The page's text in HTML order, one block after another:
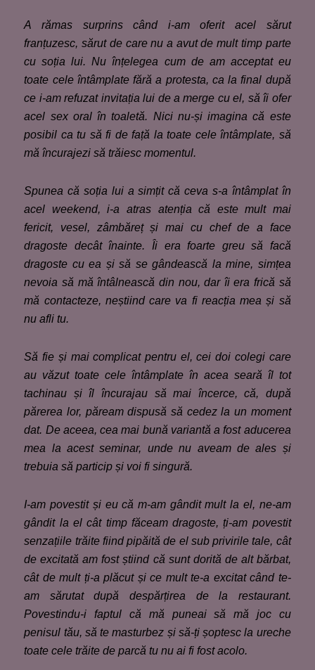
A rămas surprins când i-am oferit acel sărut
franțuzesc, sărut de care nu a avut de mult timp parte
cu soția lui. Nu înțelegea cum de am acceptat eu
toate cele întâmplate fără a protesta, ca la final după
ce i-am refuzat invitația lui de a merge cu el, să îi ofer
acel sex oral în toaletă. Nici nu-și imagina că este
posibil ca tu să fi de față la toate cele întâmplate, să
mă încurajezi să trăiesc momentul.
Spunea că soția lui a simțit că ceva s-a întâmplat în
acel weekend, i-a atras atenția că este mult mai
fericit, vesel, zâmbăreț și mai cu chef de a face
dragoste decât înainte. Îi era foarte greu să facă
dragoste cu ea și să se gândească la mine, simțea
nevoia să mă întâlnească din nou, dar îi era frică să
mă contacteze, neștiind care va fi reacția mea și să
nu afli tu.
Să fie și mai complicat pentru el, cei doi colegi care
au văzut toate cele întâmplate în acea seară îl tot
tachinau și îl încurajau să mai încerce, că, după
părerea lor, păream dispusă să cedez la un moment
dat. De aceea, cea mai bună variantă a fost aducerea
mea la acest seminar, unde nu aveam de ales și
trebuia să particip și voi fi singură.
I-am povestit și eu că m-am gândit mult la el, ne-am
gândit la el cât timp făceam dragoste, ți-am povestit
senzațiile trăite fiind pipăită de el sub privirile tale, cât
de excitată am fost știind că sunt dorită de alt bărbat,
cât de mult ți-a plăcut și ce mult te-a excitat când te-
am sărutat după despărțirea de la restaurant.
Povestindu-i faptul că mă puneai să mă joc cu
penisul tău, să te masturbez și să-ți șoptesc la ureche
toate cele trăite de parcă tu nu ai fi fost acolo.